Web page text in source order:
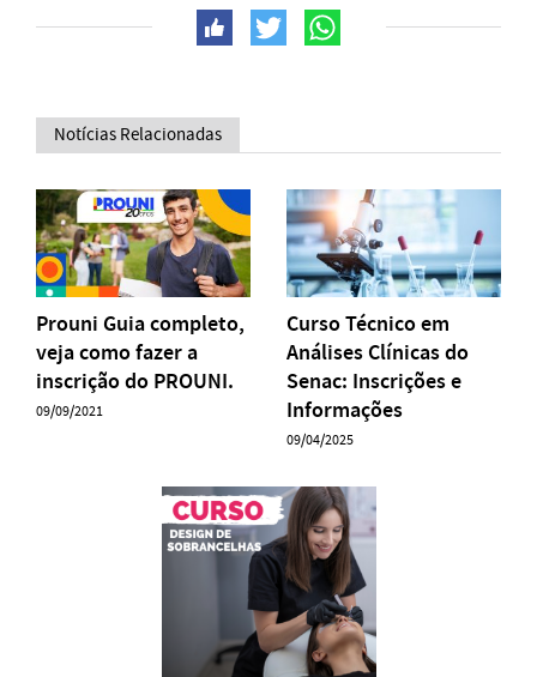
Notícias Relacionadas
Prouni Guia completo,
veja como fazer a
inscrição do PROUNI.
09/09/2021
Curso Técnico em
Análises Clínicas do
Senac: Inscrições e
Informações
09/04/2025